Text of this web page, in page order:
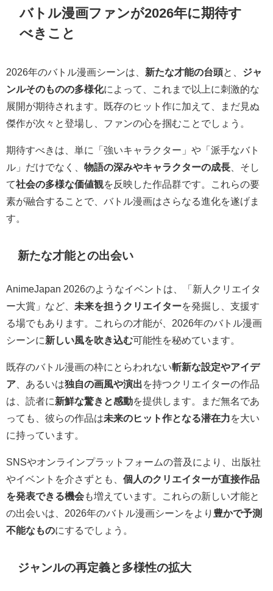
バトル漫画ファンが2026年に期待す
べきこと
2026年のバトル漫画シーンは、 新たな才能の台頭と、 ジャ
ンルそのものの多様化によって、これまで以上に刺激的な
展開が期待されます。既存のヒット作に加えて、まだ見ぬ
傑作が次々と登場し、ファンの心を掴むことでしょう。
期待すべきは、単に「強いキャラクター」や「派手なバト
ル」だけでなく、 物語の深みやキャラクターの成長 、そし
て社会の多様な価値観を反映した作品群です。これらの要
素が融合することで、バトル漫画はさらなる進化を遂げま
す。
新たな才能との出会い
AnimeJapan 2026のようなイベントは、「新人クリエイタ
ー大賞」など、 未来を担うクリエイターを発掘し、支援す
る場でもあります。これらの才能が、2026年のバトル漫画
シーンに新しい風を吹き込む可能性を秘めています。
既存のバトル漫画の枠にとらわれない斬新な設定やアイデ
ア 、あるいは独自の画風や演出を持つクリエイターの作品
は、読者に新鮮な驚きと感動を提供します。まだ無名であ
っても、彼らの作品は未来のヒット作となる潜在力を大い
に持っています。
SNSやオンラインプラットフォームの普及により、出版社
やイベントを介さずとも、 個人のクリエイターが直接作品
を発表できる機会も増えています。これらの新しい才能と
の出会いは、2026年のバトル漫画シーンをより 豊かで予測
不能なものにするでしょう。
ジャンルの再定義と多様性の拡大